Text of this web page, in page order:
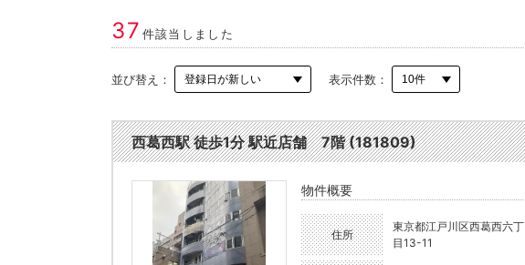
37 件該当しました
並び替え： 表示件数：
西葛西駅 徒歩1分 駅近店舗 7階 (181809)
物件概要
住所
東京都江戸川区西葛西六丁
目13-11